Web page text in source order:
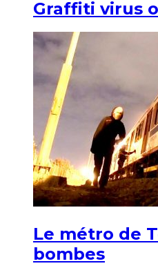
Graffiti virus
Le métro de
bombes